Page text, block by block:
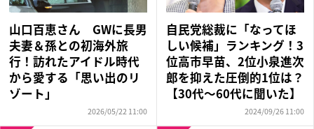
山口百恵さん GWに長男
夫妻＆孫との初海外旅
行！訪れたアイドル時代
から愛する「思い出のリ
ゾート」
2026/05/22 11:00
自民党総裁に「なってほ
しい候補」ランキング！3
位高市早苗、2位小泉進次
郎を抑えた圧倒的1位は？
【30代〜60代に聞いた】
2024/09/26 11:00